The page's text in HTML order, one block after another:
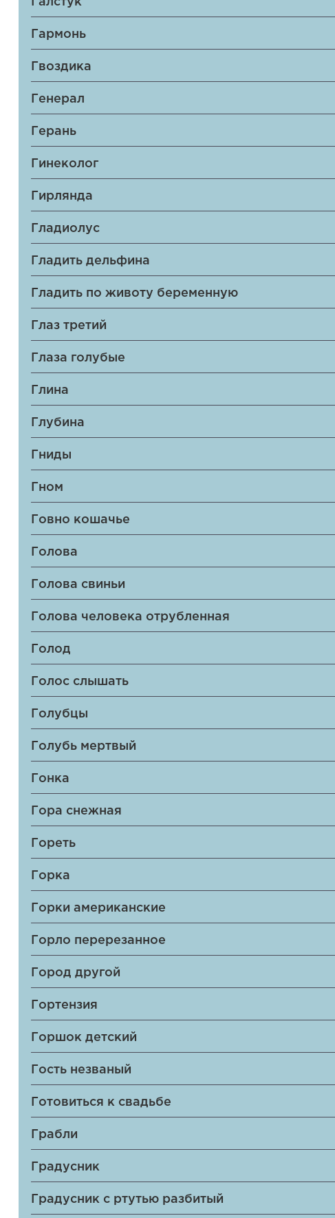
Гармонь
Гвоздика
Генерал
Герань
Гинеколог
Гирлянда
Гладиолус
Гладить дельфина
Гладить по животу беременную
Глаз третий
Глаза голубые
Глина
Глубина
Гниды
Гном
Говно кошачье
Голова
Голова свиньи
Голова человека отрубленная
Голод
Голос слышать
Голубцы
Голубь мертвый
Гонка
Гора снежная
Гореть
Горка
Горки американские
Горло перерезанное
Город другой
Гортензия
Горшок детский
Гость незваный
Готовиться к свадьбе
Грабли
Градусник
Градусник с ртутью разбитый